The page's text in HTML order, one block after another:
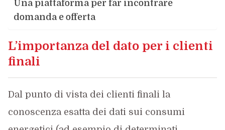
Una piattaforma per far incontrare
domanda e offerta
L’importanza del dato per i clienti
finali
Dal punto di vista dei clienti finali la
conoscenza esatta dei dati sui consumi